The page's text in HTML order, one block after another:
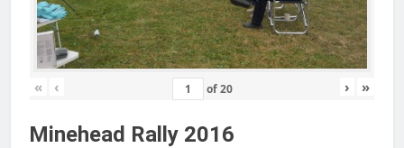
« ‹ of20 › »
Minehead Rally 2016